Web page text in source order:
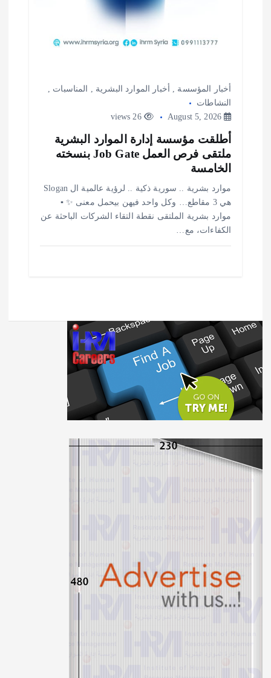
أخبار المؤسسة , أخبار الموارد البشرية , المناسبات ,
النشاطات
August 5, 2026
26 views
أطلقت مؤسسة إدارة الموارد البشرية
ملتقى فرص العمل Job Gate بنسخته
الخامسة
موارد بشرية .. سورية ذكية .. لرؤية عالمية ال Slogan
هي 3 مقاطع… وكل واحد فيهن بيحمل معنى ✨ ▪️
موارد بشرية الملتقى نقطة التقاء الشركات الباحثة عن
الكفاءات، مع…